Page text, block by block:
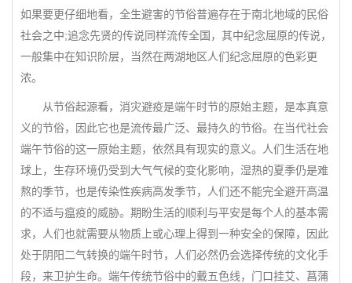
如果要更仔细地看，全生避害的节俗普遍存在于南北地域的民俗
社会之中;追念先贤的传说同样流传全国，其中纪念屈原的传说，
一般集中在知识阶层，当然在两湖地区人们纪念屈原的色彩更
浓。
从节俗起源看，消灾避疫是端午时节的原始主题，是本真意
义的节俗，因此它也是流传最广泛、最持久的节俗。在当代社会
端午节俗的这一原始主题，依然具有现实的意义。人们生活在地
球上，生存环境仍受到大气气候的变化影响，湿热的夏季仍是难
熬的季节，也是传染性疾病高发季节，人们还不能完全避开高温
的不适与瘟疫的威胁。期盼生活的顺利与平安是每个人的基本需
求，人们也就需要从物质上或心理上得到一种安全的保障，因此
处于阴阳二气转换的端午时节，人们必然仍会选择传统的文化手
段，来卫护生命。端午传统节俗中的戴五色线，门口挂艾、菖蒲